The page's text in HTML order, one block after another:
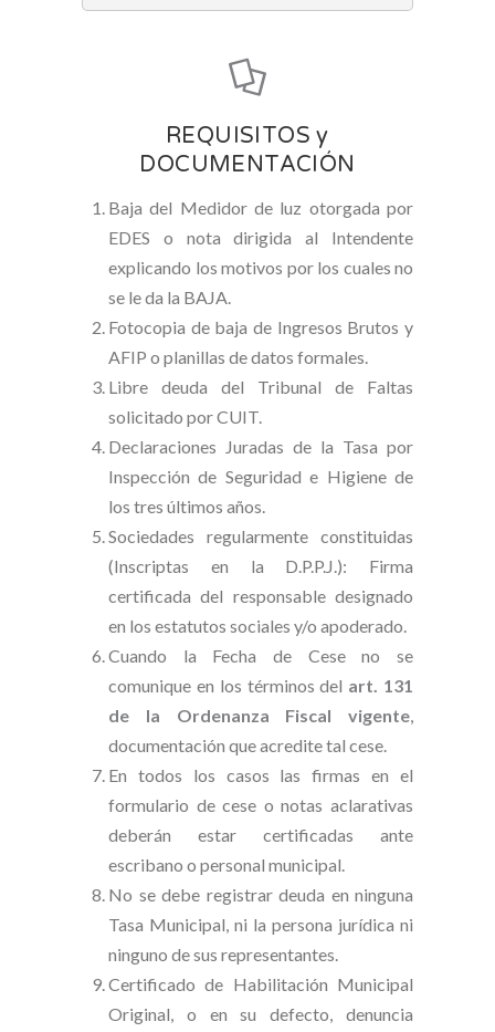
REQUISITOS y
DOCUMENTACIÓN
Baja del Medidor de luz otorgada por
EDES o nota dirigida al Intendente
explicando los motivos por los cuales no
se le da la BAJA.
Fotocopia de baja de Ingresos Brutos y
AFIP o planillas de datos formales.
Libre deuda del Tribunal de Faltas
solicitado por CUIT.
Declaraciones Juradas de la Tasa por
Inspección de Seguridad e Higiene de
los tres últimos años.
Sociedades regularmente constituidas
(Inscriptas en la D.P.P.J.): Firma
certificada del responsable designado
en los estatutos sociales y/o apoderado.
Cuando la Fecha de Cese no se
comunique en los términos del art. 131
de la Ordenanza Fiscal vigente,
documentación que acredite tal cese.
En todos los casos las firmas en el
formulario de cese o notas aclarativas
deberán estar certificadas ante
escribano o personal municipal.
No se debe registrar deuda en ninguna
Tasa Municipal, ni la persona jurídica ni
ninguno de sus representantes.
Certificado de Habilitación Municipal
Original, o en su defecto, denuncia